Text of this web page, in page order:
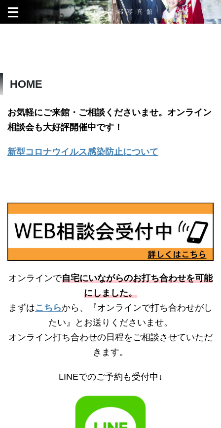
HOME
お気軽にご来館・ご相談くださいませ。オンライン
相談会も大好評開催中です！
新型コロナウイルス感染防止について
オンラインで自宅にいながらのお打ち合わせを可能
にしました。
まずはこちらから、『オンラインで打ち合わせがし
たい』とお送りくださいませ。
オンライン打ち合わせの日程をご相談させていただ
きます。
LINEでのご予約も受付中↓